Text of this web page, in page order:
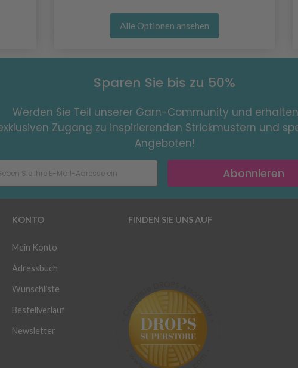
Alle Optionen ansehen
Sparen Sie bis zu 50%
Werden Sie Teil unserer Garn-Community und
Zugang zu inspirierenden Strickmustern und
Angeboten!
Abonnieren
KONTO
Mein Konto
Adressbuch
Wunschliste
Bestellverlauf
Newsletter
FINDEN SIE UNS AUF